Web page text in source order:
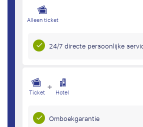
Alleen ticket
24/7 directe persoonlijke
Ticket + Hotel
Omboekgarantie